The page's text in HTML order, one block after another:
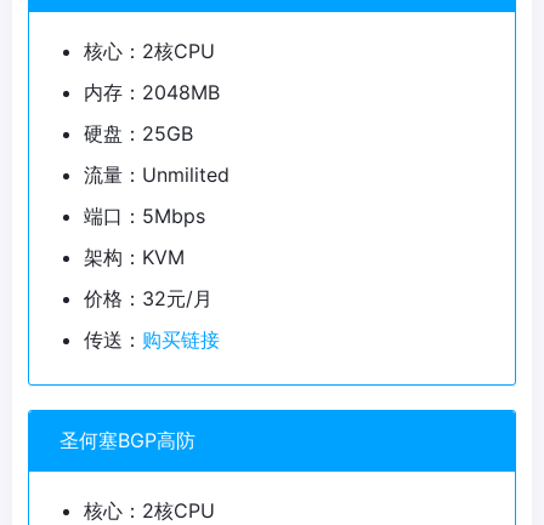
核心：2核CPU
内存：2048MB
硬盘：25GB
流量：Unmilited
端口：5Mbps
架构：KVM
价格：32元/月
传送： 购买链接
圣何塞BGP高防
核心：2核CPU